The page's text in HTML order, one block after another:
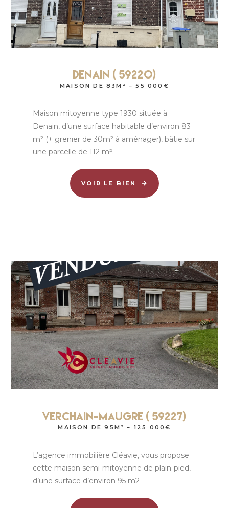
DENAIN ( 59220)
MAISON DE 83M² – 55 000€
Maison mitoyenne type 1930 située à
Denain, d’une surface habitable d’environ 83
m² (+ grenier de 30m² à aménager), bâtie sur
une parcelle de 112 m².
VOIR LE BIEN
Verchain-Maugre ( 59227)
MAISON DE 95M² – 125 000€
L’agence immobilière Cléavie, vous propose
cette maison semi-mitoyenne de plain-pied,
d’une surface d’environ 95 m2